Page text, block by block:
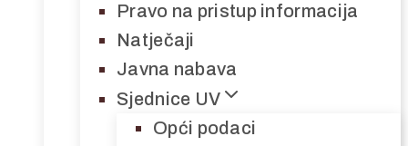
Pravo na pristup informacija
Natječaji
Javna nabava
Sjednice UV
Opći podaci